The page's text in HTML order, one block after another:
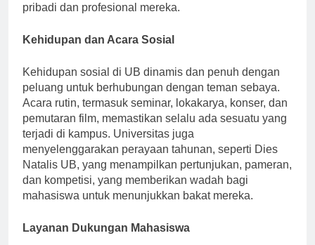
pribadi dan profesional mereka.
Kehidupan dan Acara Sosial
Kehidupan sosial di UB dinamis dan penuh dengan
peluang untuk berhubungan dengan teman sebaya.
Acara rutin, termasuk seminar, lokakarya, konser, dan
pemutaran film, memastikan selalu ada sesuatu yang
terjadi di kampus. Universitas juga
menyelenggarakan perayaan tahunan, seperti Dies
Natalis UB, yang menampilkan pertunjukan, pameran,
dan kompetisi, yang memberikan wadah bagi
mahasiswa untuk menunjukkan bakat mereka.
Layanan Dukungan Mahasiswa